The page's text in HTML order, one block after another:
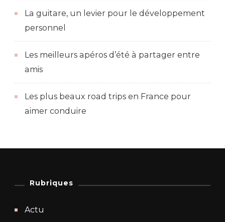
La guitare, un levier pour le développement
personnel
Les meilleurs apéros d’été à partager entre
amis
Les plus beaux road trips en France pour
aimer conduire
Rubriques
Actu